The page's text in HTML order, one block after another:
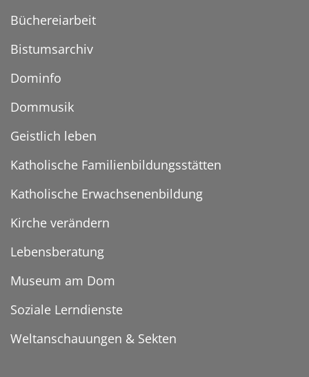
Büchereiarbeit
Bistumsarchiv
Dominfo
Dommusik
Geistlich leben
Katholische Familienbildungsstätten
Katholische Erwachsenenbildung
Kirche verändern
Lebensberatung
Museum am Dom
Soziale Lerndienste
Weltanschauungen & Sekten